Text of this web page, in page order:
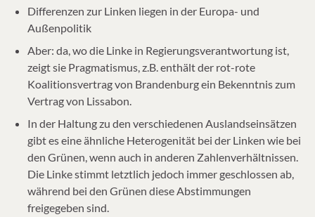
Differenzen zur Linken liegen in der Europa- und
Außenpolitik
Aber: da, wo die Linke in Regierungsverantwortung ist,
zeigt sie Pragmatismus, z.B. enthält der rot-rote
Koalitionsvertrag von Brandenburg ein Bekenntnis zum
Vertrag von Lissabon.
In der Haltung zu den verschiedenen Auslandseinsätzen
gibt es eine ähnliche Heterogenität bei der Linken wie bei
den Grünen, wenn auch in anderen Zahlenverhältnissen.
Die Linke stimmt letztlich jedoch immer geschlossen ab,
während bei den Grünen diese Abstimmungen
freigegeben sind.